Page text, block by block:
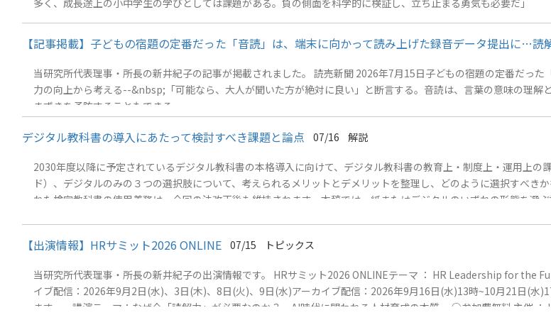
多く、成長途上の小中学生の学びとしては課題がある。負の側面を科学的に検証し、立ち止まる勇気も必要だ」
【記事掲載】子どもの宿題の定番だった「音読」は、端末に向かって読み上げた録音データ提出に…
当研究所代表理事・所長の新井紀子の記事が掲載されました。 読売新聞 2026年7月15日子どもの宿題の定番だっ
力の向上から考える--&nbsp;「可能なら、大人が聞いた方が絶対に良い」と断言する。音読は、言葉の意味の理
まずきを予防することもできる。
デジタル教科書の導入にあたって検討すべき課題と論点 07/16 解説
2030年度以降に予定されているデジタル教科書の本格導入に向けて、デジタル教科書の教育上・制度上・運用上
ド）、デジタルのみの３つの選択肢について、考えられるメリットとデメリットを整理し、どのように選択すべき
れた検定教科書の使用義務は、今回の法改正後も維持されます。本稿では、紙またはデジタルのいずれの形態を選
ルテストを受検しました（2026年7月17日時点）。その結果から、教科書に書かれている内容を自力で正確に読み
【出演情報】HRサミット2026 ONLINE 07/15 トピックス
当研究所代表理事・所長の新井紀子の出演情報です。 HRサミット2026 ONLINEテーマ ： HR Leadership for the
イブ配信：2026年9月2日(水)、3日(木)、8日(火)、9日(水)アーカイブ配信：2026年9月16日(水)13時~10月21日(水
ます。 講演テーマ：なぜ今「読解力」が必要なのか？～AI時代に問われる人材育成の本質～ ○参加費無料 主催 ：